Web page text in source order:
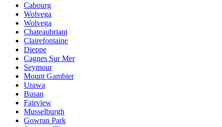
Cabourg
Wolvega
Wolvega
Chateaubriant
Clairefontaine
Dieppe
Cagnes Sur Mer
Seymour
Mount Gambier
Urawa
Busan
Fairview
Musselburgh
Gowran Park